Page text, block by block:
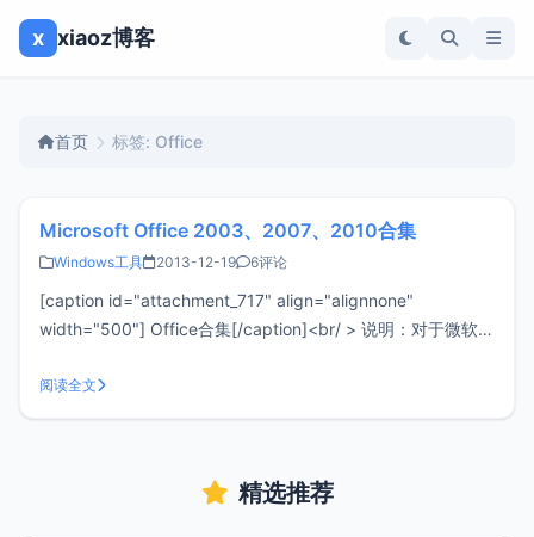
x xiaoz博客
首页 标签: Office
Microsoft Office 2003、2007、2010合集
Windows工具 2013-12-19 6评论
[caption id="attachment_717" align="alignnone"
width="500"] Office合集[/caption]<br/ > 说明：对于微软的
阅读全文
精选推荐